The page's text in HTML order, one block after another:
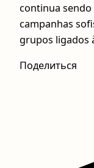
continua
campanhas
grupos ligados
Поделиться